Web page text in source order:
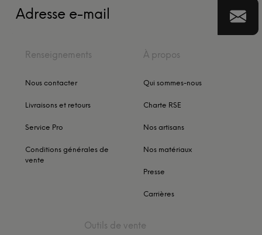
Renseignements
Nous contacter
Livraisons et retours
Service Pro
Conditions générales de
vente
À propos
Qui sommes-nous
Charte RSE
Nos artisans
Nos matériaux
Presse
Carrières
Outils de vente